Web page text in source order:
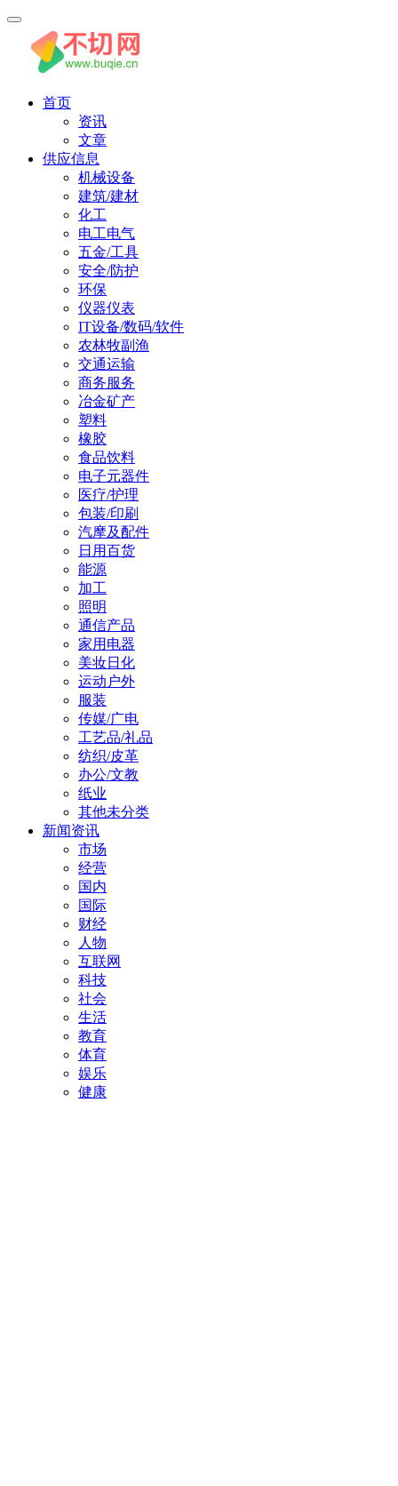
首页
资讯
文章
供应信息
机械设备
建筑/建材
化工
电工电气
五金/工具
安全/防护
环保
仪器仪表
IT设备/数码/软件
农林牧副渔
交通运输
商务服务
冶金矿产
塑料
橡胶
食品饮料
电子元器件
医疗/护理
包装/印刷
汽摩及配件
日用百货
能源
加工
照明
通信产品
家用电器
美妆日化
运动户外
服装
传媒/广电
工艺品/礼品
纺织/皮革
办公/文教
纸业
其他未分类
新闻资讯
市场
经营
国内
国际
财经
人物
互联网
科技
社会
生活
教育
体育
娱乐
健康